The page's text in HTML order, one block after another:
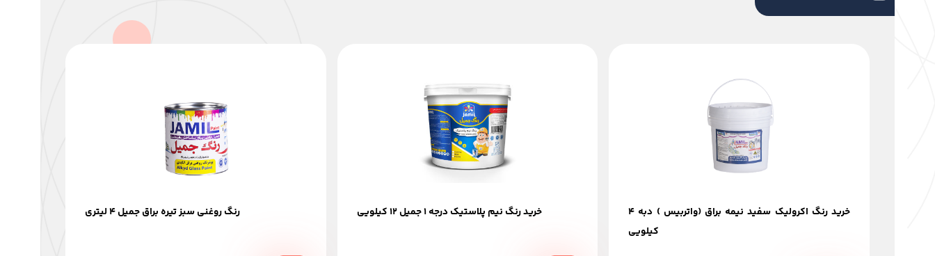
رنگ روغنی سبز تيره براق جميل 4 ليتري خرید رنگ نیم پلاستیک درجه 1 جمیل 12 کیلویی
خرید رنگ اکرولیک سفید نیمه براق (واتربیس ) دبه 4
کیلویی